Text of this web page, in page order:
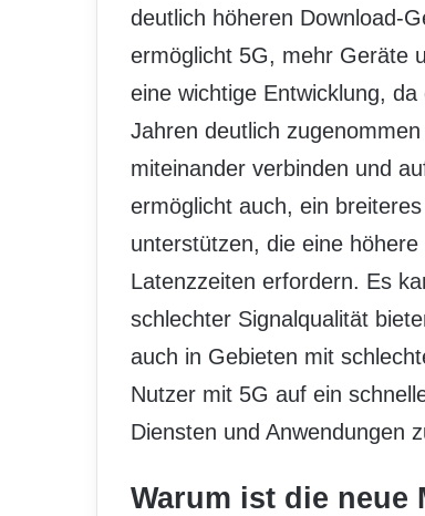
deutlich höheren Download-
ermöglicht 5G, mehr Geräte
eine wichtige Entwicklung,
Jahren deutlich
miteinander verbinden und
ermöglicht auch, ein
unterstützen, die eine
Latenzzeiten erfordern. Es
schlechter Signalqualität
auch in Gebieten mit
Nutzer mit 5G auf ein
Diensten und Anwendungen
Warum ist die